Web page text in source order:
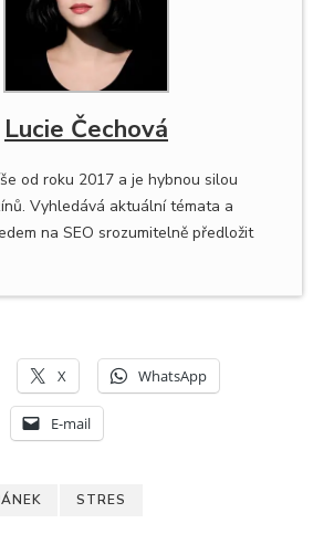
Lucie Čechová
od roku 2017 a je hybnou silou
Vyhledává aktuální témata a
na SEO srozumitelně předložit
X WhatsApp
E-mail
STRES